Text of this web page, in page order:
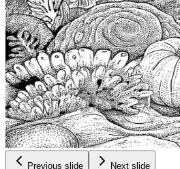
Previous slide Next slide